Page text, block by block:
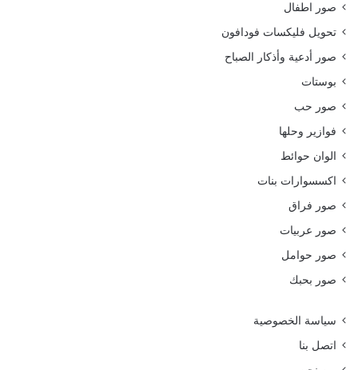
صور اطفال
تحويل فليكسات فودافون
صور أدعية وأذكار الصباح
بوستات
صور حب
فوازير وحلها
الوان حوائط
اكسسوارات بنات
صور فراق
صور عربيات
صور حوامل
صور بحبك
سياسة الخصوصية
اتصل بنا